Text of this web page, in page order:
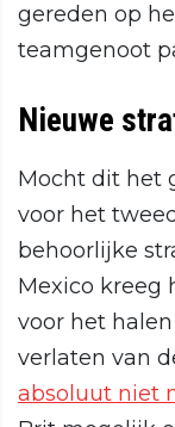
gereden op
teamgenoot
Nieuwe
Mocht dit het
voor het
behoorlijke
Mexico kreeg
voor het
verlaten van
absoluut niet